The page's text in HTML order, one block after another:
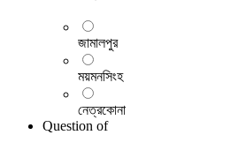
জামালপুর
ময়মনসিংহ
নেত্রকোনা
Question of